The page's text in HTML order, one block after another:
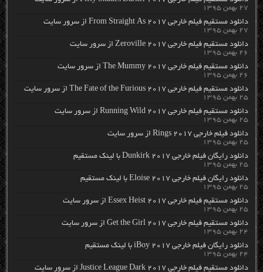
۲۷ بهمن ۱۳۹۵
دانلود مستقیم فیلم خارجی From Straight As 2017 از سرور سایت
۲۷ بهمن ۱۳۹۵
دانلود مستقیم فیلم خارجی Zeroville 2017 از سرور سایت
۲۶ بهمن ۱۳۹۵
دانلود مستقیم فیلم خارجی The Mummy 2017 از سرور سایت
۲۶ بهمن ۱۳۹۵
دانلود مستقیم فیلم خارجی The Fate of the Furious 2017 از سرور سایت
۲۵ بهمن ۱۳۹۵
دانلود مستقیم فیلم خارجی Running Wild 2017 از سرور سایت
۲۵ بهمن ۱۳۹۵
دانلود فیلم خارجی Rings 2017 از سرور سایت
۲۵ بهمن ۱۳۹۵
دانلود رایگان فیلم خارجی Dunkirk 2017 با لینک مستقیم
۲۵ بهمن ۱۳۹۵
دانلود رایگان فیلم خارجی Eloise 2017 با لینک مستقیم
۲۵ بهمن ۱۳۹۵
دانلود مستقیم فیلم خارجی Essex Heist 2017 از سرور سایت
۲۵ بهمن ۱۳۹۵
دانلود مستقیم فیلم خارجی Get the Girl 2017 از سرور سایت
۲۴ بهمن ۱۳۹۵
دانلود رایگان فیلم خارجی iBoy 2017 با لینک مستقیم
۲۴ بهمن ۱۳۹۵
دانلود مستقیم فیلم خارجی Justice League Dark 2017 از سرور سایت